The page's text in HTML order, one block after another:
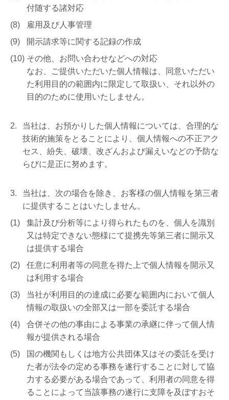
付随する諸対応
雇用及び人事管理
開示請求等に関する記録の作成
その他、お問い合わせなどへの対応
なお、ご提供いただいた個人情報は、同意いただい
た利用目的の範囲内に限定して取扱い、それ以外の
目的のために使用いたしません。
当社は、お預かりした個人情報については、合理的な
技術的施策をとることにより、個人情報への不正アク
セス、紛失、破壊、改ざんおよび漏えいなどの予防な
らびに是正に努めます。
当社は、次の場合を除き、お客様の個人情報を第三者
に提供することはいたしません。
集計及び分析等により得られたものを、個人を識別
又は特定できない態様にて提携先等第三者に開示又
は提供する場合
任意に利用者等の同意を得た上で個人情報を開示又
は利用する場合
当社が利用目的の達成に必要な範囲内において個人
情報の取扱いの全部又は一部を委託する場合
合併その他の事由による事業の承継に伴って個人情
報が提供される場合
国の機関もしくは地方公共団体又はその委託を受け
た者が法令の定める事務を遂行することに対して協
力する必要がある場合であって、利用者の同意を得
ることによって当該事務の遂行に支障を及ぼすおそ